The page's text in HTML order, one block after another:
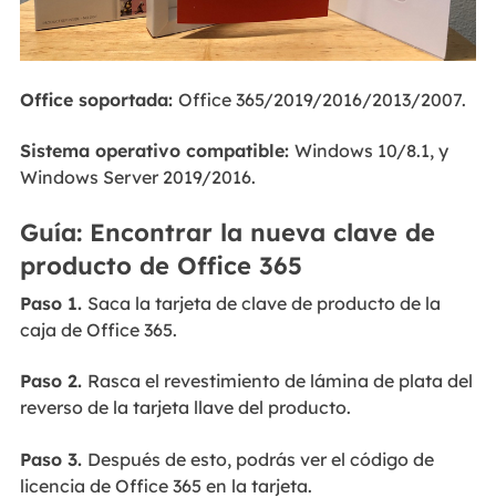
Office soportada: Office 365/2019/2016/2013/2007.
Sistema operativo compatible: Windows 10/8.1, y
Windows Server 2019/2016.
Guía: Encontrar la nueva clave de
producto de Office 365
Paso 1. Saca la tarjeta de clave de producto de la
caja de Office 365.
Paso 2. Rasca el revestimiento de lámina de plata del
reverso de la tarjeta llave del producto.
Paso 3. Después de esto, podrás ver el código de
licencia de Office 365 en la tarjeta.